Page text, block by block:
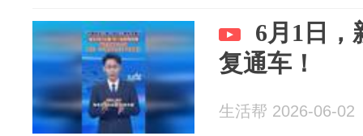
6月1日，
复通车！
生活帮 2026-06-02